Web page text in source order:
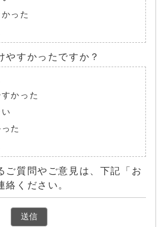
った
やすかったですか？
かった
た
ご質問やご意見は、下記「お
絡ください。